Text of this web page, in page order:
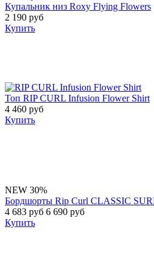
Купальник низ Roxy Flying Flowers
2 190 руб
Купить
Топ RIP CURL Infusion Flower Shirt
4 460 руб
Купить
NEW 30%
Бордшорты Rip Curl CLASSIC
4 683 руб 6 690 руб
Купить